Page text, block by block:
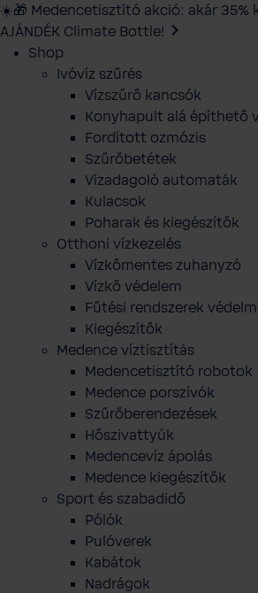
☀️🎁 Medencetisztító akció: akár 35%
AJÁNDÉK Climate Bottle!
Shop
Ivóvíz szűrés
Vízszűrő kancsók
Konyhapult alá építhető
Fordított ozmózis
Szűrőbetétek
Vízadagoló automaták
Kulacsok
Poharak és kiegészítők
Otthoni vízkezelés
Vízkőmentes zuhanyzó
Vízkő védelem
Fűtési rendszerek
Kiegészítők
Medence víztisztítás
Medencetisztító robotok
Medence porszívók
Szűrőberendezések
Hőszivattyúk
Medencevíz ápolás
Medence kiegészítők
Sport és szabadidő
Pólók
Pulóverek
Kabátok
Nadrágok